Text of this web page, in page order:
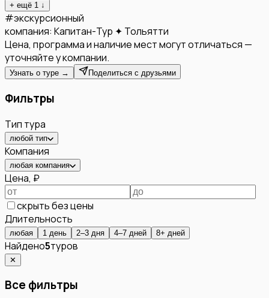
+ ещё 1 ↓
#экскурсионный
компания: Капитан-Тур ✦ Тольятти
Цена, программа и наличие мест могут отличаться —
уточняйте у компании.
Узнать о туре → Поделиться с друзьями
Фильтры
Тип тура
любой тип
Компания
любая компания
Цена, ₽
скрыть без цены
Длительность
любая 1 день 2–3 дня 4–7 дней 8+ дней
Найдено5туров
✕
Все фильтры